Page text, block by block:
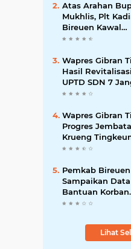
Atas Arahan
Mukhlis, Plt
Bireuen Kawal
Percepatan
Intens
dengan
Wapres Gibran
Hasil Revitalisasi
UPTD SDN 7
Pastikan
Pascabencana
Berjalan Optimal
Wapres Gibran
Progres
Krueng
Kuta Blang
Pemkab Bireuen
Sampaikan
Bantuan Korban
Banjir, Tanggapi
Wapres
Lihat